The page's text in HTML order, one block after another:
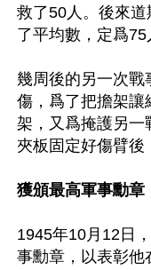
救了50人。後來
了平均數，定爲75
幾周後的另一次戰
傷，爲了把擔架讓
架，又爲掩護另一
夾板固定好傷臂後
獲頒最高軍事勳章
1945年10月12日
事勳章，以表彰他